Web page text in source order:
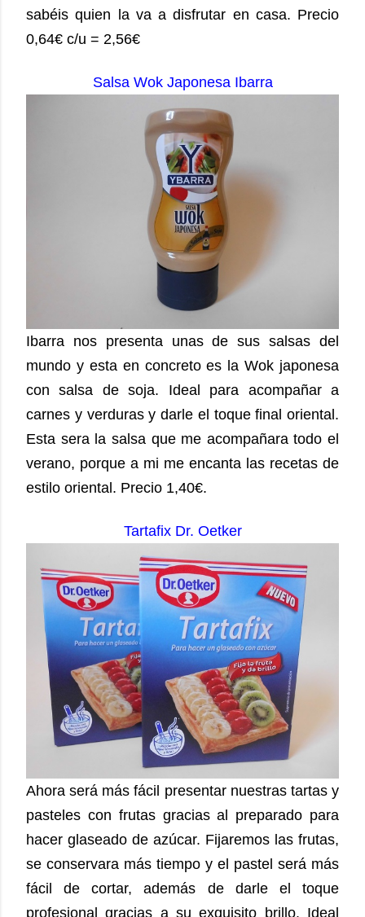
sabéis quien la va a disfrutar en casa. Precio
0,64€ c/u = 2,56€
Salsa Wok Japonesa Ibarra
Ibarra nos presenta unas de sus salsas del
mundo y esta en concreto es la Wok japonesa
con salsa de soja. Ideal para acompañar a
carnes y verduras y darle el toque final oriental.
Esta sera la salsa que me acompañara todo el
verano, porque a mi me encanta las recetas de
estilo oriental. Precio 1,40€.
Tartafix Dr. Oetker
Ahora será más fácil presentar nuestras tartas y
pasteles con frutas gracias al preparado para
hacer glaseado de azúcar. Fijaremos las frutas,
se conservara más tiempo y el pastel será más
fácil de cortar, además de darle el toque
profesional gracias a su exquisito brillo. Ideal